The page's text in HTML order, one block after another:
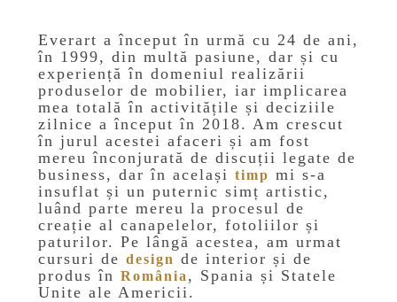
Everart a început în urmă cu 24 de ani,
în 1999, din multă pasiune, dar și cu
experiență în domeniul realizării
produselor de mobilier, iar implicarea
mea totală în activitățile și deciziile
zilnice a început în 2018. Am crescut
în jurul acestei afaceri și am fost
mereu înconjurată de discuții legate de
business, dar în același timp mi s-a
insuflat și un puternic simț artistic,
luând parte mereu la procesul de
creație al canapelelor, fotoliilor și
paturilor. Pe lângă acestea, am urmat
cursuri de design de interior și de
produs în România , Spania și Statele
Unite ale Americii.